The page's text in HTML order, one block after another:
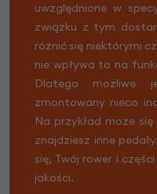
uwzględnione w
związku z tym
różnić się niektórymi
nie wpływa to na
Dlatego możliwe
zmontowany nieco
Na przykład może
znajdziesz inne
się, Twój rower i
jakości.